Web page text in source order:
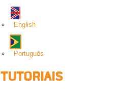
English
Português
TUTORIAIS